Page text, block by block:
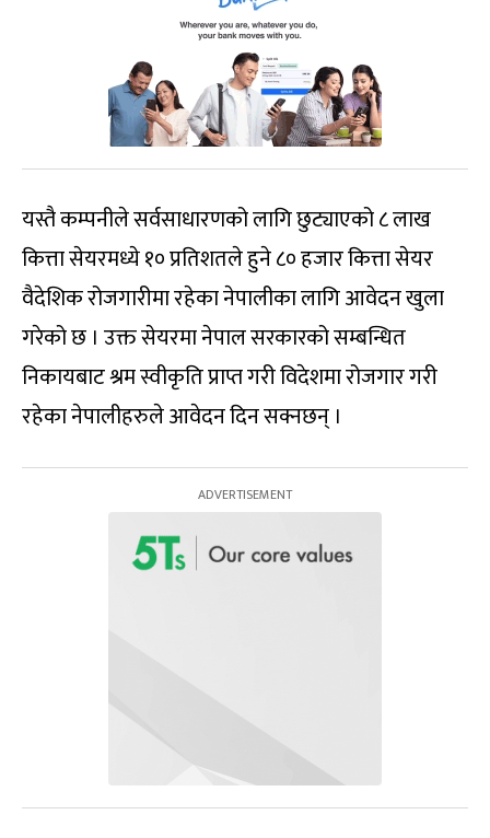
यस्तै कम्पनीले सर्वसाधारणको लागि छुट्याएको ८ लाख
कित्ता सेयरमध्ये १० प्रतिशतले हुने ८० हजार कित्ता सेयर
वैदेशिक रोजगारीमा रहेका नेपालीका लागि आवेदन खुला
गरेको छ । उक्त सेयरमा नेपाल सरकारको सम्बन्धित
निकायबाट श्रम स्वीकृति प्राप्त गरी विदेशमा रोजगार गरी
रहेका नेपालीहरुले आवेदन दिन सक्नछन् ।